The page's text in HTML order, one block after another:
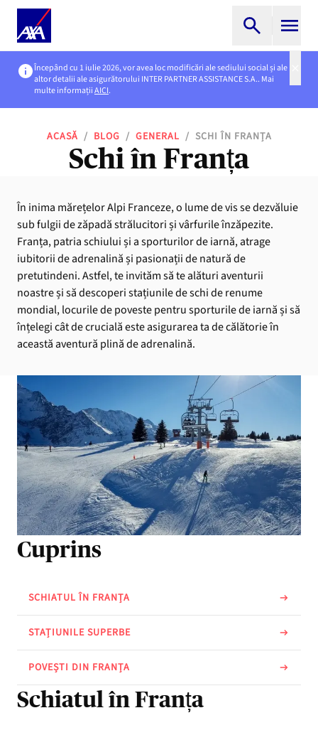
Începând cu 1 iulie 2026, vor avea loc modificări ale sediului social și ale
altor detalii ale asigurătorului INTER PARTNER ASSISTANCE S.A.. Mai
multe informațiiAICI.
ACASĂ / BLOG / GENERAL / SCHI ÎN FRANȚA
Schi în Franța
În inima mărețelor Alpi Franceze, o lume de vis se dezvăluie
sub fulgii de zăpadă strălucitori și vârfurile înzăpezite.
Franța, patria schiului și a sporturilor de iarnă, atrage
iubitorii de adrenalină și pasionații de natură de
pretutindeni. Astfel, te invităm să te alături aventurii
noastre și să descoperi stațiunile de schi de renume
mondial, locurile de poveste pentru sporturile de iarnă și să
înțelegi cât de crucială este asigurarea ta de călătorie în
această aventură plină de adrenalină.
Cuprins
SCHIATUL ÎN FRANȚA
STAȚIUNILE SUPERBE
POVEȘTI DIN FRANȚA
Schiatul în Franța